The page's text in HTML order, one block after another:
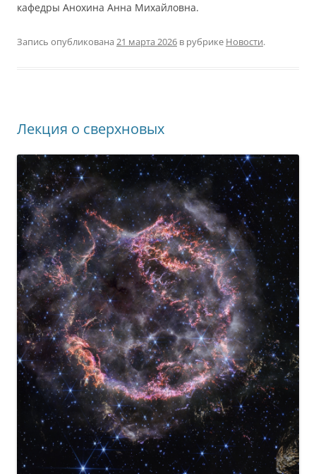
кафедры Анохина Анна Михайловна.
Запись опубликована 21 марта 2026 в рубрике Новости.
Лекция о сверхновых